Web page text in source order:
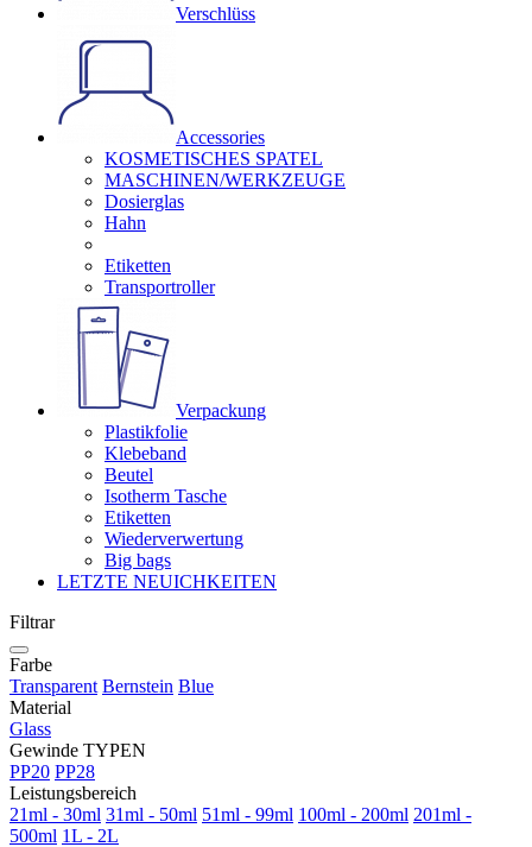
Verschlüss
Accessories
KOSMETISCHES SPATEL
MASCHINEN/WERKZEUGE
Dosierglas
Hahn
Etiketten
Transportroller
Verpackung
Plastikfolie
Klebeband
Beutel
Isotherm Tasche
Etiketten
Wiederverwertung
Big bags
LETZTE NEUICHKEITEN
Filtrar
Farbe
Transparent Bernstein Blue
Material
Glass
Gewinde TYPEN
PP20 PP28
Leistungsbereich
21ml - 30ml 31ml - 50ml 51ml - 99ml 100ml - 200ml 201ml -
500ml 1L - 2L